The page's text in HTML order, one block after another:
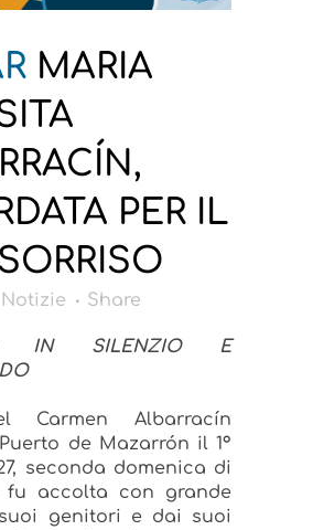
MARIA
PER IL
Notizie Share
IN SILENZIO E
Carmen Albarracín
de Mazarrón il 1°
seconda domenica di
fu accolta con grande
genitori e dai suoi